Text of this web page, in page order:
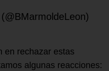
en rechazar estas
algunas reacciones: